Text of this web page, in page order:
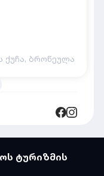
ბროწეულა
ტურიზმის